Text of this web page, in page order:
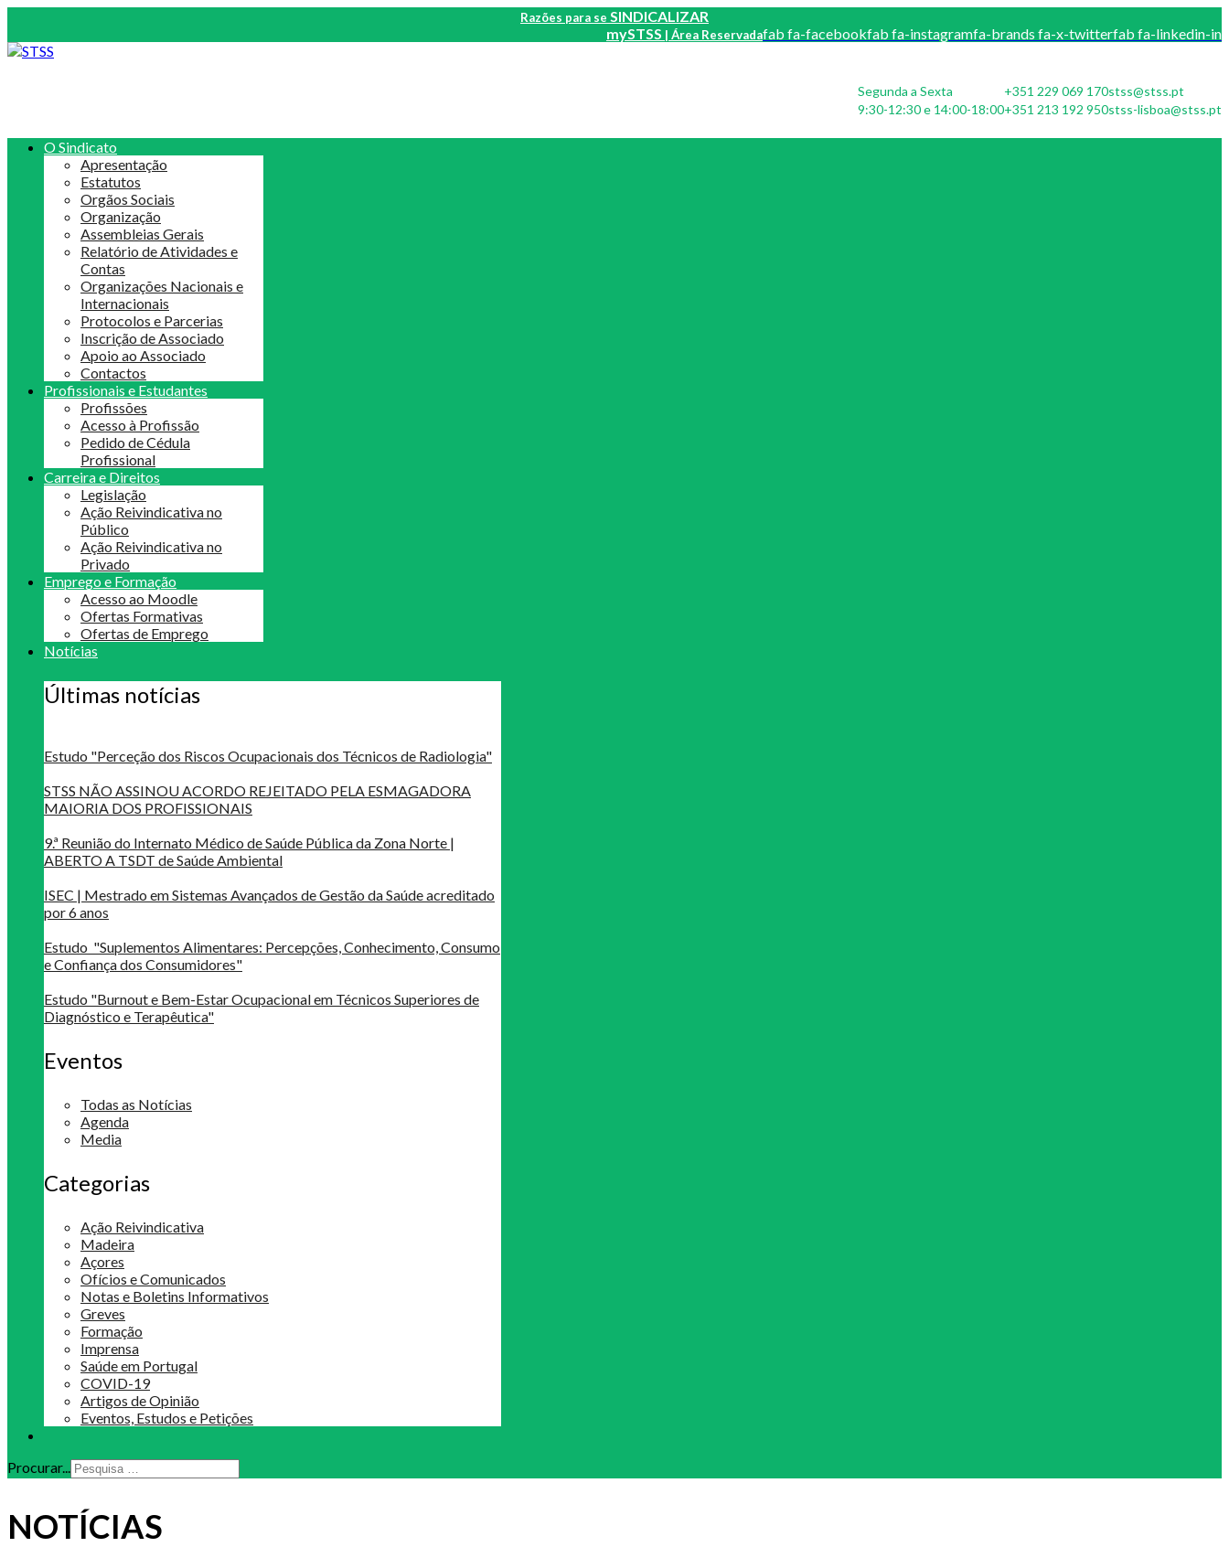
Razões para se SINDICALIZAR
mySTSS | Área Reservadafab fa-facebookfab fa-instagramfa-brands fa-x-twitterfab fa-linkedin-in
Segunda a Sexta
9:30-12:30 e 14:00-18:00
+351 229 069 170
+351 213 192 950
stss@stss.pt
stss-lisboa@stss.pt
O Sindicato
Apresentação
Estatutos
Orgãos Sociais
Organização
Assembleias Gerais
Relatório de Atividades e
Contas
Organizações Nacionais e
Internacionais
Protocolos e Parcerias
Inscrição de Associado
Apoio ao Associado
Contactos
Profissionais e Estudantes
Profissões
Acesso à Profissão
Pedido de Cédula
Profissional
Carreira e Direitos
Legislação
Ação Reivindicativa no
Público
Ação Reivindicativa no
Privado
Emprego e Formação
Acesso ao Moodle
Ofertas Formativas
Ofertas de Emprego
Notícias
Últimas notícias
Estudo "Perceção dos Riscos Ocupacionais dos Técnicos de Radiologia"
STSS NÃO ASSINOU ACORDO REJEITADO PELA ESMAGADORA
MAIORIA DOS PROFISSIONAIS
9.ª Reunião do Internato Médico de Saúde Pública da Zona Norte |
ABERTO A TSDT de Saúde Ambiental
ISEC | Mestrado em Sistemas Avançados de Gestão da Saúde acreditado
por 6 anos
Estudo "Suplementos Alimentares: Percepções, Conhecimento, Consumo
e Confiança dos Consumidores"
Estudo "Burnout e Bem-Estar Ocupacional em Técnicos Superiores de
Diagnóstico e Terapêutica"
Eventos
Todas as Notícias
Agenda
Media
Categorias
Ação Reivindicativa
Madeira
Açores
Ofícios e Comunicados
Notas e Boletins Informativos
Greves
Formação
Imprensa
Saúde em Portugal
COVID-19
Artigos de Opinião
Eventos, Estudos e Petições
Procurar...
NOTÍCIAS